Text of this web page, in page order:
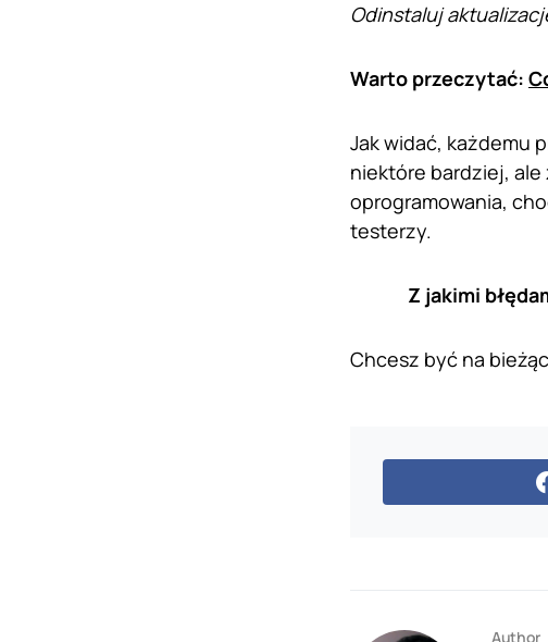
Odinstaluj
Warto przeczytać:
Jak widać, każdemu
niektóre bardziej,
oprogramowania,
testerzy.
Z jakimi
Chcesz być na
Author